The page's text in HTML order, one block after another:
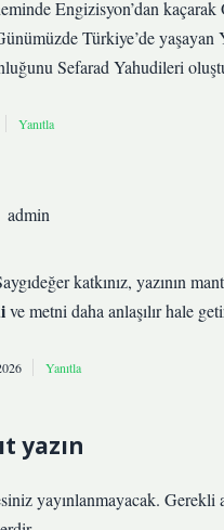
Engizisyon’dan kaçarak
Günümüzde Türkiye’de
Sefarad Yahudileri
Yanıtla
admin
katkınız, yazının
ve metni daha anlaşılırhale
Yanıtla
yazın
yayınlanmayacak. Gerekli